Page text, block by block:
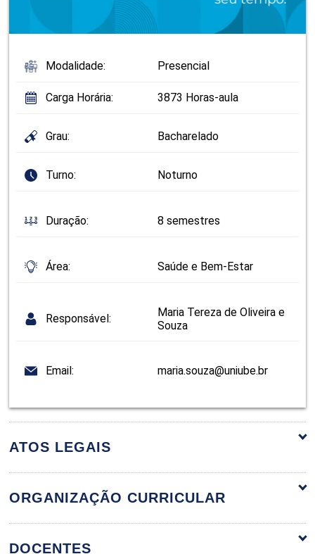
Modalidade: Presencial
Carga Horária: 3873 Horas-aula
Grau: Bacharelado
Turno: Noturno
Duração: 8 semestres
Área: Saúde e Bem-Estar
Responsável:
Maria Tereza de Oliveira e
Souza
Email: maria.souza@uniube.br
ATOS LEGAIS
ORGANIZAÇÃO CURRICULAR
DOCENTES